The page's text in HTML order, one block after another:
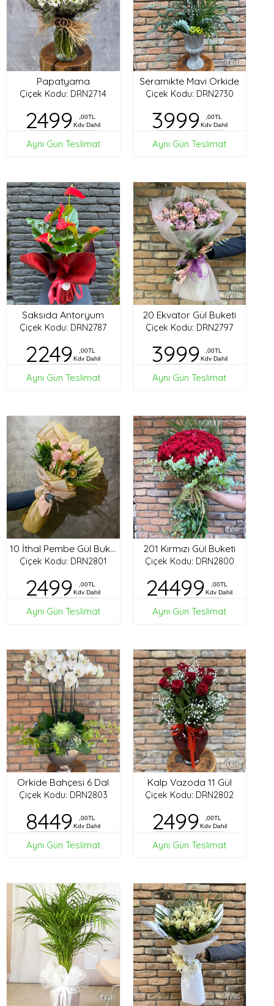
Papatyama
Çiçek Kodu: DRN2714
2499
,00TL
Kdv Dahil
Aynı Gün Teslimat
Seramikte Mavi Orkide
Çiçek Kodu: DRN2730
3999
,00TL
Kdv Dahil
Aynı Gün Teslimat
Saksıda Antoryum
Çiçek Kodu: DRN2787
2249
,00TL
Kdv Dahil
Aynı Gün Teslimat
20 Ekvator Gül Buketi
Çiçek Kodu: DRN2797
3999
,00TL
Kdv Dahil
Aynı Gün Teslimat
10 İthal Pembe Gül Buketi
Çiçek Kodu: DRN2801
2499
,00TL
Kdv Dahil
Aynı Gün Teslimat
201 Kırmızı Gül Buketi
Çiçek Kodu: DRN2800
24499
,00TL
Kdv Dahil
Aynı Gün Teslimat
Orkide Bahçesi 6 Dal
Çiçek Kodu: DRN2803
8449
,00TL
Kdv Dahil
Aynı Gün Teslimat
Kalp Vazoda 11 Gül
Çiçek Kodu: DRN2802
2499
,00TL
Kdv Dahil
Aynı Gün Teslimat